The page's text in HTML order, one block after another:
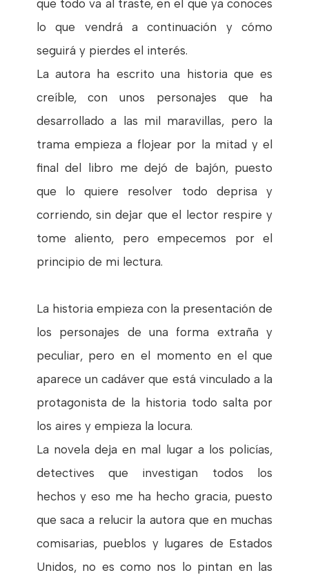
que todo va al traste, en el que ya conoces
lo que vendrá a continuación y cómo
seguirá y pierdes el interés.
La autora ha escrito una historia que es
creíble, con unos personajes que ha
desarrollado a las mil maravillas, pero la
trama empieza a flojear por la mitad y el
final del libro me dejó de bajón, puesto
que lo quiere resolver todo deprisa y
corriendo, sin dejar que el lector respire y
tome aliento, pero empecemos por el
principio de mi lectura.
La historia empieza con la presentación de
los personajes de una forma extraña y
peculiar, pero en el momento en el que
aparece un cadáver que está vinculado a la
protagonista de la historia todo salta por
los aires y empieza la locura.
La novela deja en mal lugar a los policías,
detectives que investigan todos los
hechos y eso me ha hecho gracia, puesto
que saca a relucir la autora que en muchas
comisarias, pueblos y lugares de Estados
Unidos, no es como nos lo pintan en las